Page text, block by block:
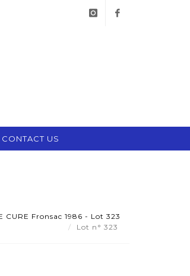
CONTACT US
CURE Fronsac 1986 - Lot 323
Lot n° 323